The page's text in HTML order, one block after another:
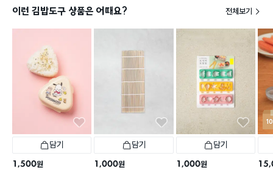
이런 김밥도구 상품은 어때요? 전체보기
담기
1,500원
담기
1,000원
담기
1,000원